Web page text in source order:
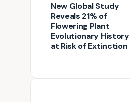
New Global Study
Reveals 21% of
Flowering Plant
Evolutionary History
at Risk of Extinction